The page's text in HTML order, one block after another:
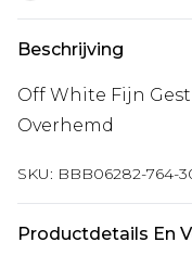
Beschrijving
Off White Fijn
Overhemd
SKU: BBB06282-764-
Productdetails En